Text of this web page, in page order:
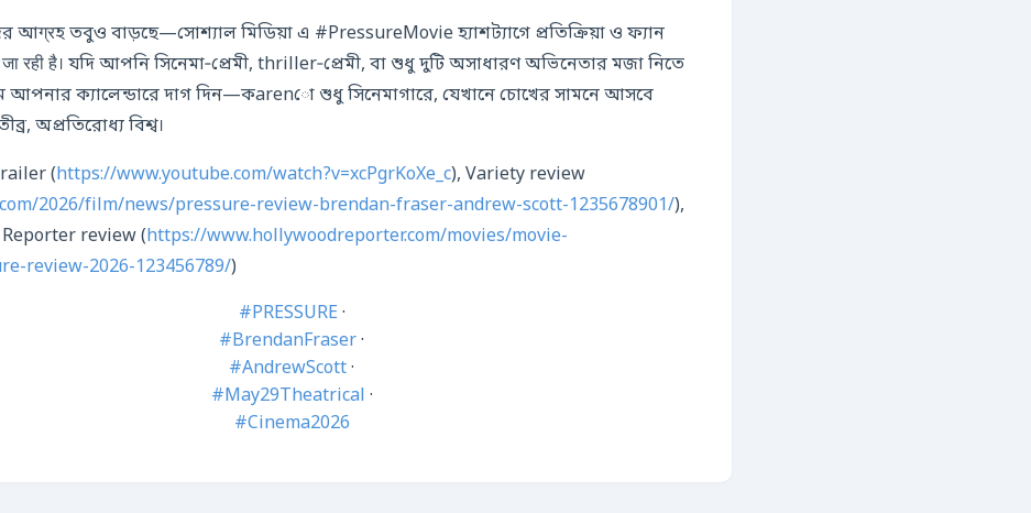
আग्रহ তবুও বাড়ছে—সোশ্যাল মিডিয়া এ #PressureMovie হ্যাশট্যাগে প্রতিক্রিয়া ও ফ্যান
रही है। যদি আপনি সিনেমা‑প্রেমী, thriller‑প্রেমী, বা শুধু দুটি অসাধারণ অভিনেতার মজা নিতে
আপনার ক্যালেন্ডারে দাগ দিন—কarenো শুধু সিনেমাগারে, যেখানে চোখের সামনে আসবে
অপ্রতিরোধ্য বিশ্ব।
(https://www.youtube.com/watch?v=xcPgrKoXe_c), Variety review
2026/film/news/pressure-review-brendan-fraser-andrew-scott-1235678901/),
review (https://www.hollywoodreporter.com/movies/movie-
review-2026-123456789/)
#PRESSURE ·
#BrendanFraser·
#AndrewScott·
#May29Theatrical ·
#Cinema2026